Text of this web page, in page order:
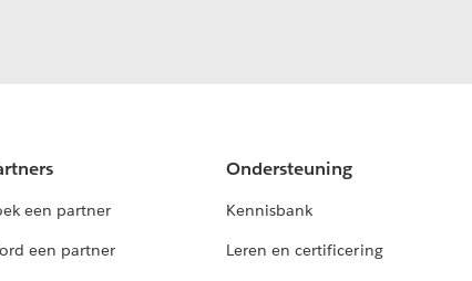
een partner
een partner
Ondersteuning
Kennisbank
Leren en certificering